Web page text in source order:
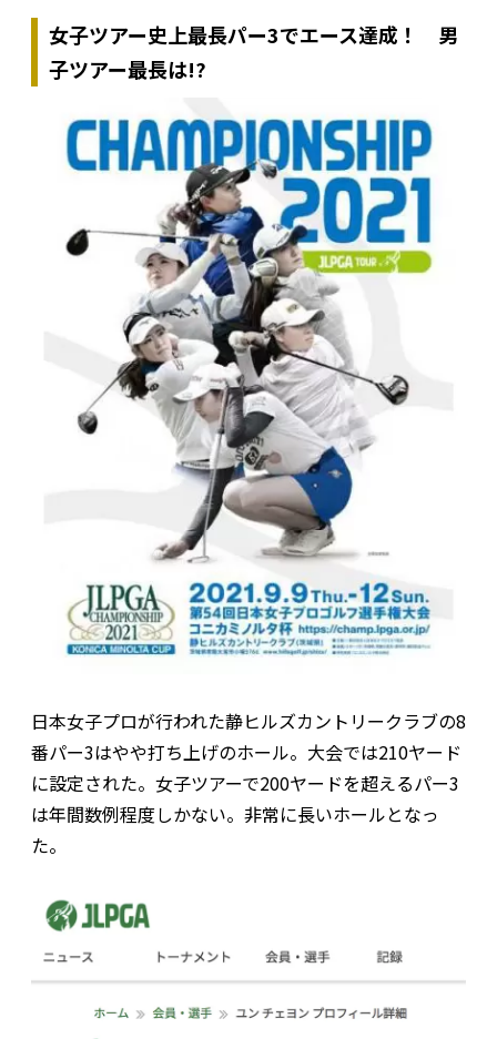
女子ツアー史上最長パー3でエース達成！ 男
子ツアー最長は!?
日本女子プロが行われた静ヒルズカントリークラブの8
番パー3はやや打ち上げのホール。大会では210ヤード
に設定された。女子ツアーで200ヤードを超えるパー3
は年間数例程度しかない。非常に長いホールとなっ
た。